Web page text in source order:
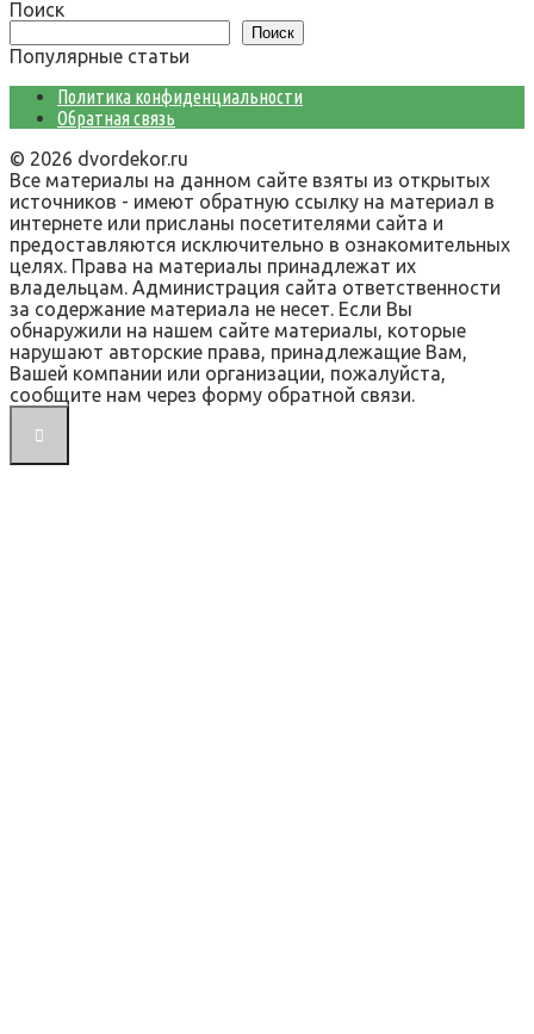
Поиск
Поиск
Популярные статьи
Политика конфиденциальности
Обратная связь
© 2026 dvordekor.ru
Все материалы на данном сайте взяты из открытых
источников - имеют обратную ссылку на материал в
интернете или присланы посетителями сайта и
предоставляются исключительно в ознакомительных
целях. Права на материалы принадлежат их
владельцам. Администрация сайта ответственности
за содержание материала не несет. Если Вы
обнаружили на нашем сайте материалы, которые
нарушают авторские права, принадлежащие Вам,
Вашей компании или организации, пожалуйста,
сообщите нам через форму обратной связи.